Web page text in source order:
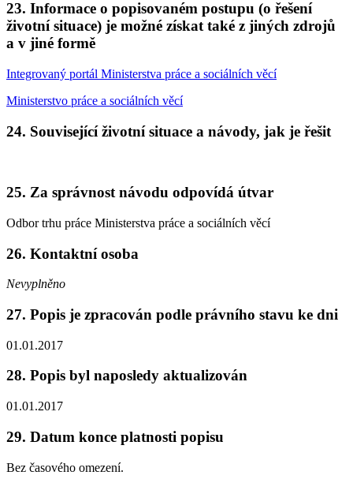
23. Informace o popisovaném postupu (o řešení
životní situace) je možné získat také z jiných zdrojů
a v jiné formě
Integrovaný portál Ministerstva práce a sociálních věcí
Ministerstvo práce a sociálních věcí
24. Související životní situace a návody, jak je řešit
25. Za správnost návodu odpovídá útvar
Odbor trhu práce Ministerstva práce a sociálních věcí
26. Kontaktní osoba
Nevyplněno
27. Popis je zpracován podle právního stavu ke dni
01.01.2017
28. Popis byl naposledy aktualizován
01.01.2017
29. Datum konce platnosti popisu
Bez časového omezení.